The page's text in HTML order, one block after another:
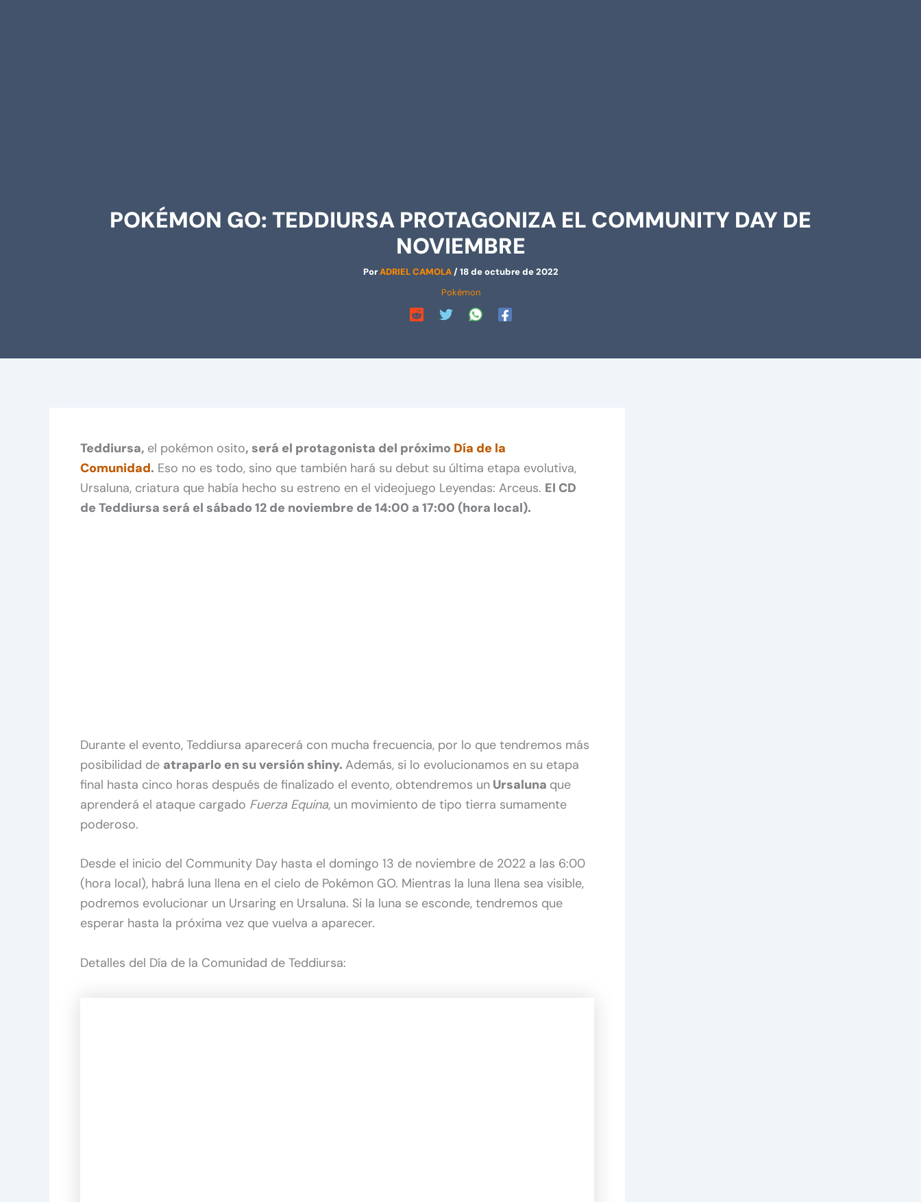
POKÉMON GO: TEDDIURSA PROTAGONIZA EL COMMUNITY DAY DE
NOVIEMBRE
PorADRIEL CAMOLA/18 de octubre de 2022
Pokémon
Teddiursa, el pokémon osito, será el protagonista del próximo Día de la
Comunidad. Eso no es todo, sino que también hará su debut su última etapa evolutiva,
Ursaluna, criatura que había hecho su estreno en el videojuego Leyendas: Arceus. El CD
de Teddiursa será el sábado 12 de noviembre de 14:00 a 17:00 (hora local).
Durante el evento, Teddiursa aparecerá con mucha frecuencia, por lo que tendremos más
posibilidad de atraparlo en su versión shiny. Además, si lo evolucionamos en su etapa
final hasta cinco horas después de finalizado el evento, obtendremos un Ursaluna que
aprenderá el ataque cargado Fuerza Equina, un movimiento de tipo tierra sumamente
poderoso.
Desde el inicio del Community Day hasta el domingo 13 de noviembre de 2022 a las 6:00
(hora local), habrá luna llena en el cielo de Pokémon GO. Mientras la luna llena sea visible,
podremos evolucionar un Ursaring en Ursaluna. Si la luna se esconde, tendremos que
esperar hasta la próxima vez que vuelva a aparecer.
Detalles del Día de la Comunidad de Teddiursa: